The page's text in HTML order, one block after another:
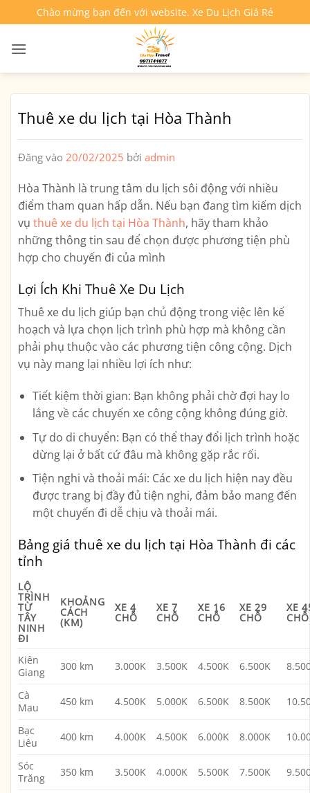
qua
nội
Chào mừng bạn đến với website. Xe Du Lịch Giá Rẻ
Thuê xe du lịch tại Hòa Thành
Đăng vào 20/02/2025 bởi admin
Hòa Thành là trung tâm du lịch sôi động với nhiều
điểm tham quan hấp dẫn. Nếu bạn đang tìm kiếm dịch
vụ thuêxe du lịch tại Hòa Thành, hãy tham khảo
những thông tin sau để chọn được phương tiện phù
hợp cho chuyến đi của mình
Lợi Ích Khi Thuê Xe Du Lịch
Thuê xe du lịch giúp bạn chủ động trong việc lên kế
hoạch và lựa chọn lịch trình phù hợp mà không cần
phải phụ thuộc vào các phương tiện công cộng. Dịch
vụ này mang lại nhiều lợi ích như:
Tiết kiệm thời gian: Bạn không phải chờ đợi hay lo
lắng về các chuyến xe công cộng không đúng giờ.
Tự do di chuyển: Bạn có thể thay đổi lịch trình hoặc
dừng lại ở bất cứ đâu mà không gặp rắc rối.
Tiện nghi và thoải mái: Các xe du lịch hiện nay đều
được trang bị đầy đủ tiện nghi, đảm bảo mang đến
một chuyến đi dễ chịu và thoải mái.
Bảng giá thuê xe du lịch tại Hòa Thành đi các
tỉnh
LỘ
TRÌNH
TỪ
TÂY
NINH
ĐI
KHOẢNG
CÁCH
(KM)
XE 4
CHỖ
XE 7
CHỖ
XE 16
CHỖ
XE 29
CHỖ
XE
CHỖ
Kiên
Giang
300 km 3.000K 3.500K 4.500K 6.500K
Cà
Mau
450 km 4.500K 5.000K 6.500K 8.500K
Bạc
Liêu
400 km 4.000K 4.500K 6.000K 8.000K
Sóc
Trăng
350 km 3.500K 4.000K 5.500K 7.500K